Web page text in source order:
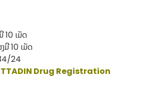
10 ເມັດ
ມີ 10 ເມັດ
24
Drug Registration